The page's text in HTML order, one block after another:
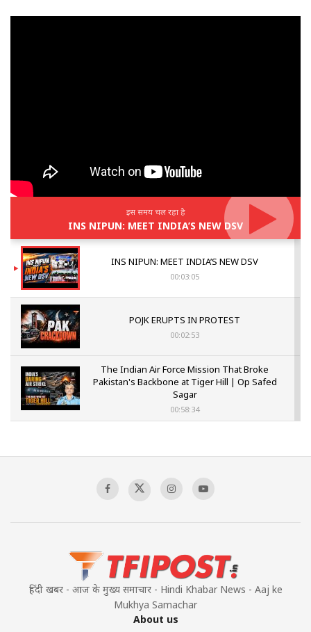
इस समय चल रहा है
INS NIPUN: MEET INDIA’S NEW DSV
INS NIPUN: MEET INDIA’S NEW DSV
00:03:05
POJK ERUPTS IN PROTEST
00:02:53
The Indian Air Force Mission That Broke
Pakistan's Backbone at Tiger Hill | Op Safed
Sagar
00:58:34
हिंदी खबर - आज के मुख्य समाचार - Hindi Khabar News - Aaj ke
Mukhya Samachar
About us